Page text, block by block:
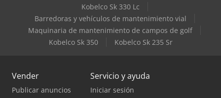
Kobelco Sk 330 Lc
Barredoras y vehículos de mantenimiento vial
Maquinaria de mantenimiento de campos de golf
Kobelco Sk 350
Kobelco Sk 235 Sr
Vender
Publicar anuncios
Servicio y ayuda
Iniciar sesión